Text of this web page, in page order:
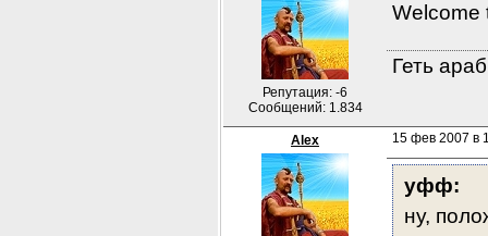
Репутация: -6
Сообщений: 1.834
Welcome
Геть
Alex 15 фев 2007 в
уфф:
ну,